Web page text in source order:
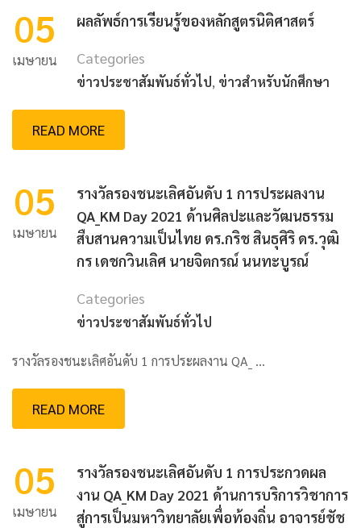
05
เมษายน
ผลลัพธ์การเรียนรู้ของหลักสูตรนิติศาสตร์
Categories
ข่าวประชาสัมพันธ์ทั่วไป, ข่าวสำหรับนักศึกษา
READ MORE
05
เมษายน
รางวัลรองชนะเลิศอันดับ 1 การประผลงาน
QA_KM Day 2021 ด้านศิลปะและวัฒนธรรม
สืบสานความเป็นไทย ดร.กริช สินธุศิริ ดร.วุฒิ
กร เดชกวินเลิศ นายจิตกรณ์ นนทะบูรณ์
Categories
ข่าวประชาสัมพันธ์ทั่วไป
รางวัลรองชนะเลิศอันดับ 1 การประผลงาน QA_ …
READ MORE
05
เมษายน
รางวัลรองชนะเลิศอันดับ 1 การประกวดผล
งาน QA_KM Day 2021 ด้านการบริการวิชาการ
สู่การเป็นมหาวิทยาลัยเพื่อท้องถิ่น อาจารย์ชัช